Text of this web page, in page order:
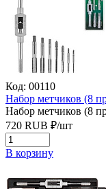
Код: 00110
Набор метчиков (8
Набор метчиков (8
720 RUB ₽/шт
В корзину